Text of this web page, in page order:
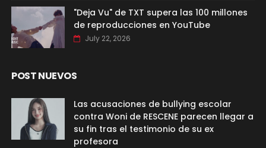
"Deja Vu" de TXT supera las 100 millones
de reproducciones en YouTube
July 22, 2026
POST NUEVOS
Las acusaciones de bullying escolar
contra Woni de RESCENE parecen llegar a
su fin tras el testimonio de su ex
profesora